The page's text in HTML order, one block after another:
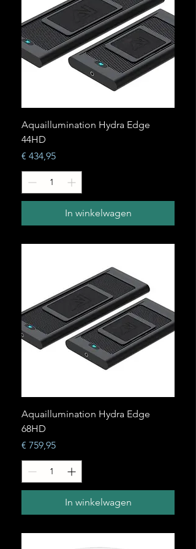
Aquaillumination Hydra Edge
44HD
Prijs
€ 434,95
In winkelwagen
Aquaillumination Hydra Edge
68HD
Prijs
€ 759,95
In winkelwagen